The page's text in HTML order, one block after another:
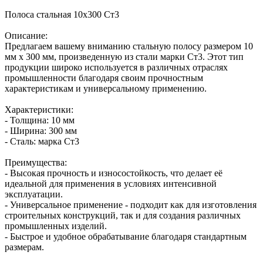
Полоса стальная 10х300 Ст3
Описание:
Предлагаем вашему вниманию стальную полосу размером 10
мм х 300 мм, произведенную из стали марки Ст3. Этот тип
продукции широко используется в различных отраслях
промышленности благодаря своим прочностным
характеристикам и универсальному применению.
Характеристики:
- Толщина: 10 мм
- Ширина: 300 мм
- Сталь: марка Ст3
Преимущества:
- Высокая прочность и износостойкость, что делает её
идеальной для применения в условиях интенсивной
эксплуатации.
- Универсальное применение - подходит как для изготовления
строительных конструкций, так и для создания различных
промышленных изделий.
- Быстрое и удобное обрабатывание благодаря стандартным
размерам.